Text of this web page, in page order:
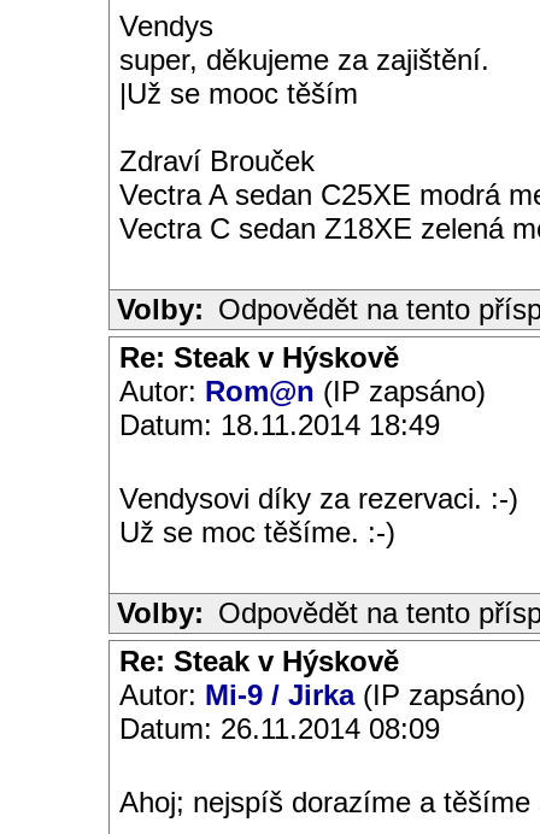
Vendys
super, děkujeme za zajištění.
|Už se mooc těším
Zdraví Brouček
Vectra A sedan C25XE modrá
Vectra C sedan Z18XE zelená
Volby: Odpovědět na tento
Re: Steak v Hýskově
Autor: Rom@n (IP zapsáno)
Datum: 18.11.2014 18:49
Vendysovi díky za rezervaci. :-)
Už se moc těšíme. :-)
Volby: Odpovědět na tento
Re: Steak v Hýskově
Autor: Mi-9 / Jirka(IP zapsáno)
Datum: 26.11.2014 08:09
Ahoj; nejspíš dorazíme a